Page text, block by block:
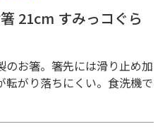
21cm すみっコぐら
のお箸。箸先には滑り止め加
転がり落ちにくい。食洗機で